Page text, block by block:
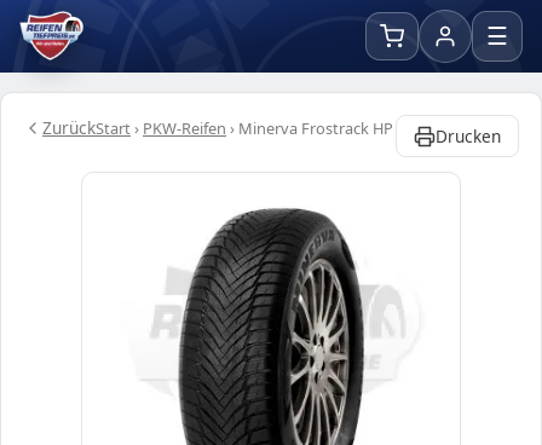
☰
ZurückStart› PKW-Reifen › Minerva Frostrack HP Drucken